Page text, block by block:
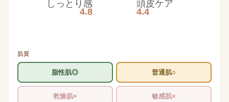
頭皮ケア
4.4
しっとり感
4.8
肌質
脂性肌◎ 普通肌○
乾燥肌× 敏感肌×